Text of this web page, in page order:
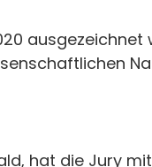
hat die Jury